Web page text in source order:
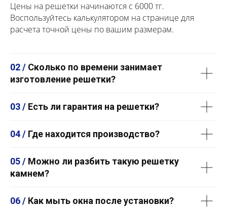
Цены на решетки начинаются с 6000 тг.
Воспользуйтесь калькулятором на странице для
расчета точной цены по вашим размерам.
02 / Сколько по времени занимает
изготовление решетки?
03 / Есть ли гарантия на решетки?
04 / Где находится производство?
05 / Можно ли разбить такую решетку
камнем?
06 / Как мыть окна после установки?